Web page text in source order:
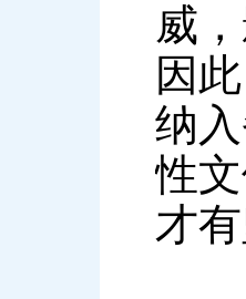
威
因
纳
性
才